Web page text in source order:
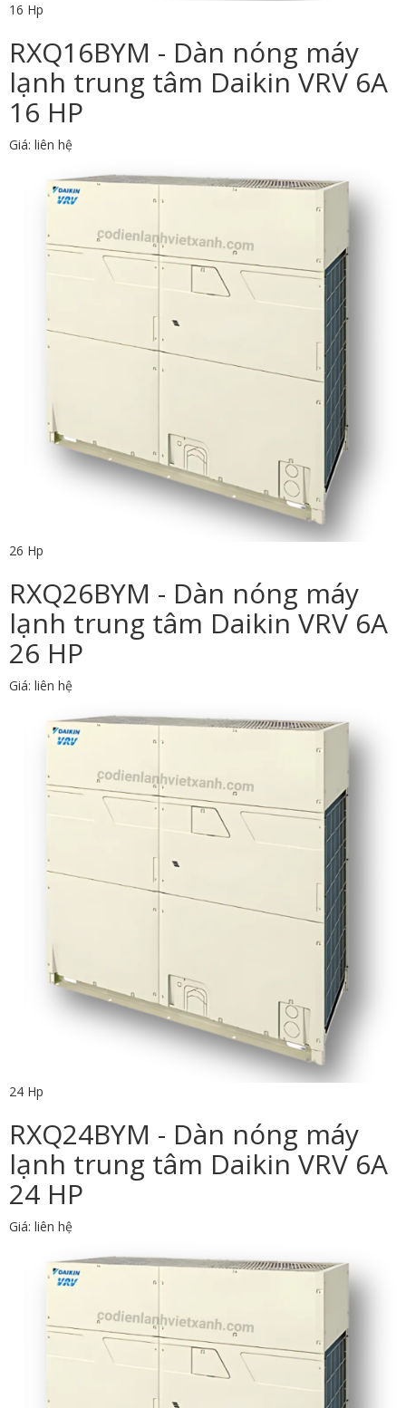
16 Hp
RXQ16BYM - Dàn nóng máy
lạnh trung tâm Daikin VRV 6A
16 HP
Giá: liên hệ
26 Hp
RXQ26BYM - Dàn nóng máy
lạnh trung tâm Daikin VRV 6A
26 HP
Giá: liên hệ
24 Hp
RXQ24BYM - Dàn nóng máy
lạnh trung tâm Daikin VRV 6A
24 HP
Giá: liên hệ